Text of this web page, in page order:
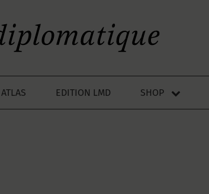
ATLAS EDITION LMD SHOP